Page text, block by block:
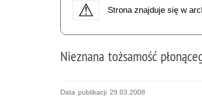
Strona znajduje się w
Nieznana tożsamość
Data publikacji 29.03.2008